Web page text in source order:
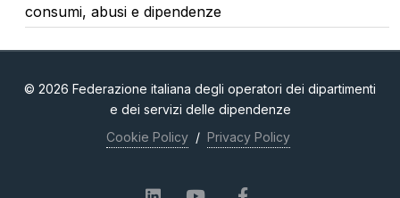
consumi, abusi e dipendenze
© 2026 Federazione italiana degli operatori dei dipartimenti
e dei servizi delle dipendenze
Cookie Policy / Privacy Policy